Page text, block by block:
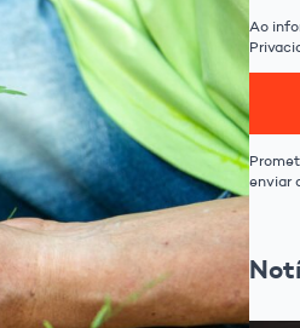
Ao
enviar